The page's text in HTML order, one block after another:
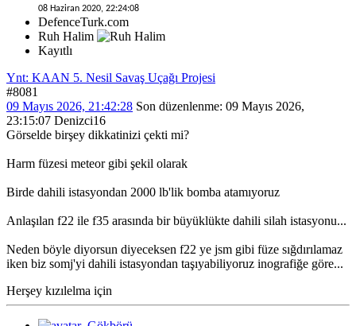
08 Haziran 2020, 22:24:08
DefenceTurk.com
Ruh Halim
Kayıtlı
Ynt: KAAN 5. Nesil Savaş Uçağı Projesi
#8081
09 Mayıs 2026, 21:42:28 Son düzenlenme: 09 Mayıs 2026,
23:15:07 Denizci16
Görselde birşey dikkatinizi çekti mi?
Harm füzesi meteor gibi şekil olarak
Birde dahili istasyondan 2000 lb'lik bomba atamıyoruz
Anlaşılan f22 ile f35 arasında bir büyüklükte dahili silah istasyonu...
Neden böyle diyorsun diyeceksen f22 ye jsm gibi füze sığdırılamaz
iken biz somj'yi dahili istasyondan taşıyabiliyoruz inografiğe göre...
Herşey kızılelma için